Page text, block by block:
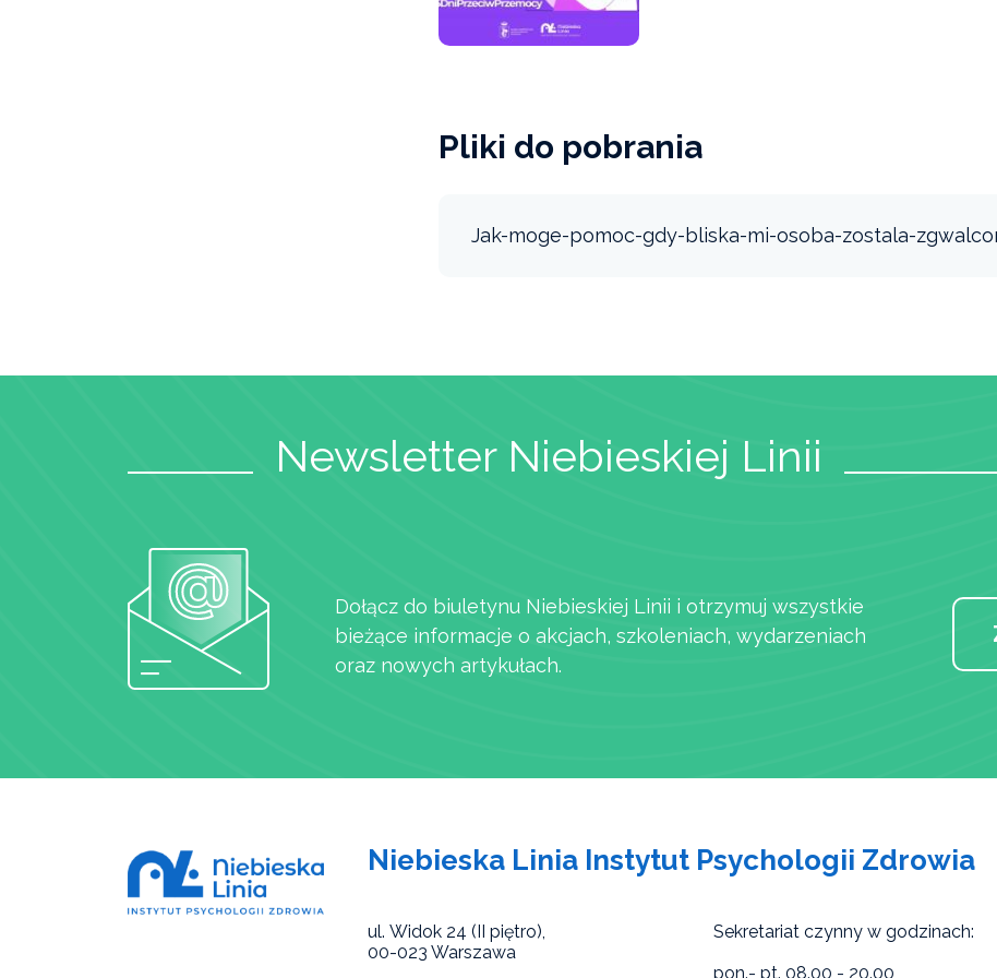
Pliki do pobrania
Jak-moge-pomoc-gdy-bliska-mi-osoba-zostala-
Newsletter Niebieskiej Linii
Dołącz do biuletynu Niebieskiej Linii i otrzymuj wszystkie
bieżące informacje o akcjach, szkoleniach, wydarzeniach
oraz nowych artykułach.
Niebieska Linia Instytut Psychologii Zdrowia
ul. Widok 24 (II piętro),
00-023 Warszawa
Sekretariat czynny w godzinach:
pon.- pt. 08.00 - 20.00